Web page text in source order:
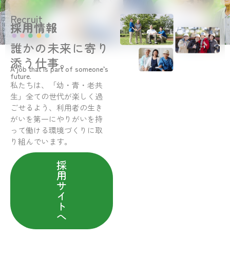
Recruit
採用情報
誰かの未来に寄り
添う仕事。
A job that is part of someone’s
future.
私たちは、「幼・青・老共
生」全ての世代が楽しく過
ごせるよう、利用者の生き
がいを第一にやりがいを持
って働ける環境づくりに取
り組んでいます。
採
用
サ
イ
ト
へ